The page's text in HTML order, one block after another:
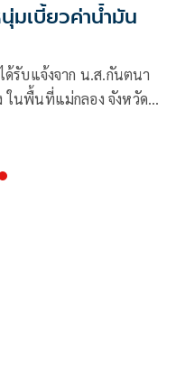
มเบี้ยวค่าน้ำมัน
รับแจ้งจาก น.ส.กันตนา
ในพื้นที่แม่กลอง จังหวัด